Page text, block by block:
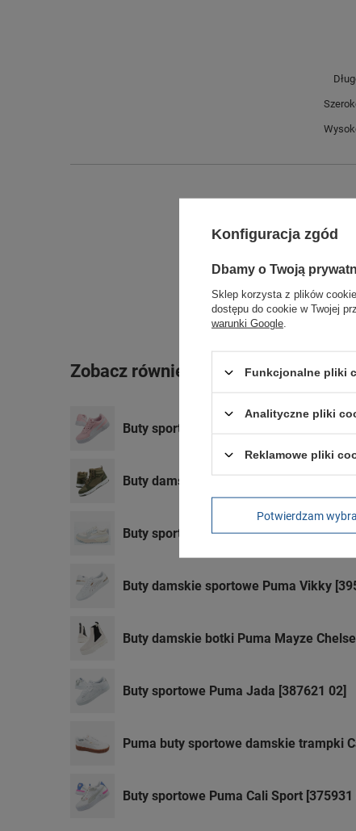
Zobacz również
Buty sportowe Puma Carina [386185 04]
Buty damskie sportowe Puma Rebound
Buty sportowe Puma Cali Dream
Buty damskie sportowe Puma Vikky
Buty damskie botki Puma Mayze
Buty sportowe Puma Jada [387621 02]
Puma buty sportowe damskie trampki
Buty sportowe Puma Cali Sport [375931
Konfiguracja zgód
Dbamy o Twoją
Sklep korzysta z plików
dostępu do cookie w Twojej
warunki Google
Funkcjonalne pliki
Analityczne pliki
Reklamowe pliki
Potwierdzam